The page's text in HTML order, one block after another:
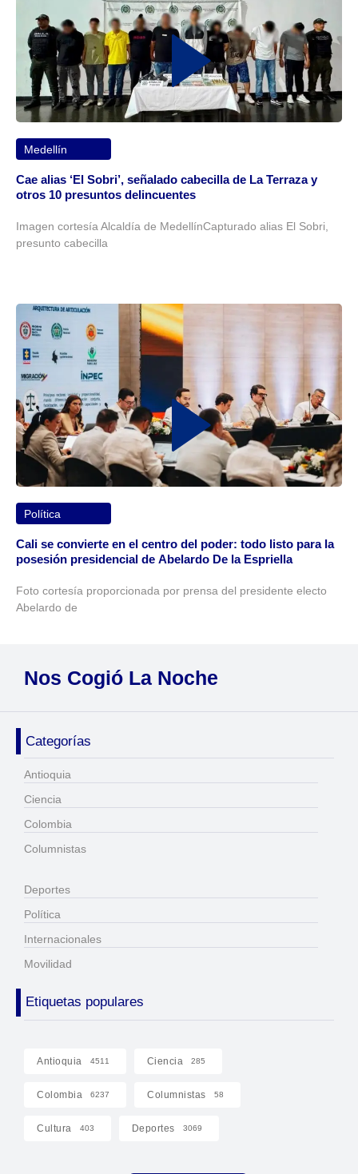
Medellín
Cae alias ‘El Sobri’, señalado cabecilla de La Terraza y
otros 10 presuntos delincuentes
Imagen cortesía Alcaldía de MedellínCapturado alias El Sobri,
presunto cabecilla
Política
Cali se convierte en el centro del poder: todo listo para la
posesión presidencial de Abelardo De la Espriella
Foto cortesía proporcionada por prensa del presidente electo
Abelardo de
Nos Cogió La Noche
Categorías
Antioquia
Ciencia
Colombia
Columnistas
Deportes
Política
Internacionales
Movilidad
Etiquetas populares
Antioquia 4511 Ciencia 285
Colombia 6237 Columnistas 58
Cultura 403 Deportes 3069